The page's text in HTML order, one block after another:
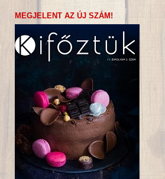
MEGJELENT AZ ÚJ SZÁM!